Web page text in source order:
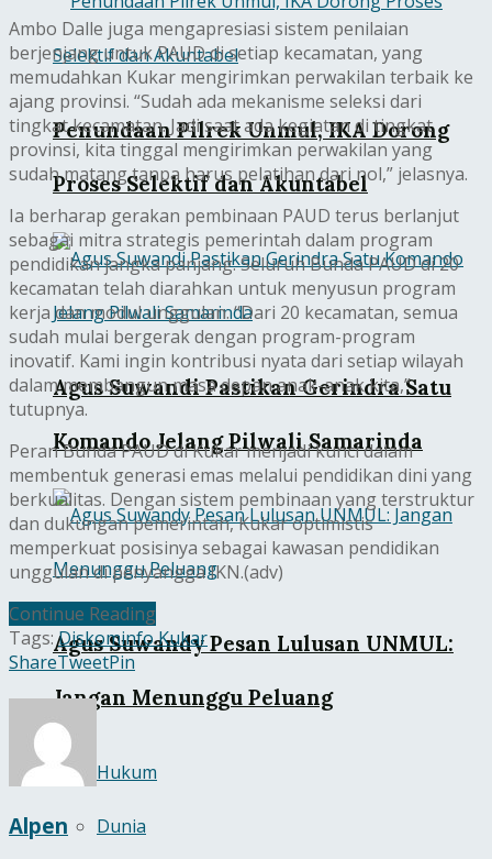
Penundaan Pilrek Unmul, IKA Dorong
Proses Selektif dan Akuntabel
Agus Suwandi Pastikan Gerindra Satu
Komando Jelang Pilwali Samarinda
Agus Suwandy Pesan Lulusan UNMUL:
Jangan Menunggu Peluang
Hukum
Dunia
Ambo Dalle juga mengapresiasi sistem penilaian
berjenjang untuk PAUD di setiap kecamatan, yang
memudahkan Kukar mengirimkan perwakilan terbaik ke
ajang provinsi. “Sudah ada mekanisme seleksi dari
tingkat kecamatan. Jadi saat ada kegiatan di tingkat
provinsi, kita tinggal mengirimkan perwakilan yang
sudah matang tanpa harus pelatihan dari nol,” jelasnya.
Ia berharap gerakan pembinaan PAUD terus berlanjut
sebagai mitra strategis pemerintah dalam program
pendidikan jangka panjang. Seluruh Bunda PAUD di 20
kecamatan telah diarahkan untuk menyusun program
kerja dan modul unggulan. “Dari 20 kecamatan, semua
sudah mulai bergerak dengan program-program
inovatif. Kami ingin kontribusi nyata dari setiap wilayah
dalam membangun masa depan anak-anak kita,”
tutupnya.
Peran Bunda PAUD di Kukar menjadi kunci dalam
membentuk generasi emas melalui pendidikan dini yang
berkualitas. Dengan sistem pembinaan yang terstruktur
dan dukungan pemerintah, Kukar optimistis
memperkuat posisinya sebagai kawasan pendidikan
unggulan di penyangga IKN.(adv)
Continue Reading
Tags: Diskominfo Kukar
ShareTweetPin
Alpen